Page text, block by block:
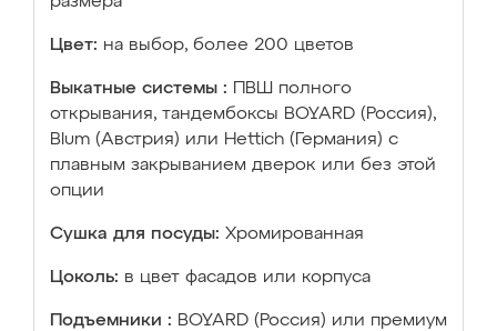
Цвет: на выбор, более 200 цветов
Выкатные системы :
ПВШ полного
открывания, тандембоксы BOYARD (Россия),
Blum (Австрия) или Hettich (Германия) с
плавным закрыванием дверок или без этой
опции
Сушка для посуды: Хромированная
Цоколь: в цвет фасадов или корпуса
Подъемники : BOYARD (Россия) или премиум